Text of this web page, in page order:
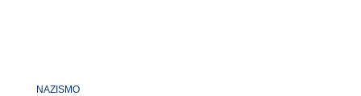
NAZISMO